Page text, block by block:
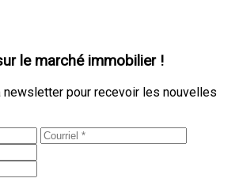
le marché immobilier !
newsletter pour recevoir les nouvelles